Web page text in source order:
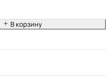
В корзину